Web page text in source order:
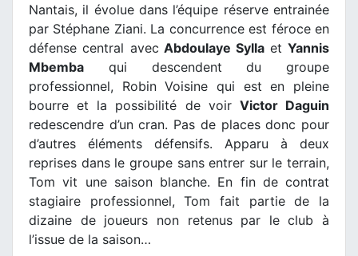
Nantais, il évolue dans l’équipe réserve entrainée
par Stéphane Ziani. La concurrence est féroce en
défense central avec Abdoulaye Sylla etYannis
Mbemba qui descendent du groupe
professionnel, Robin Voisine qui est en pleine
bourre et la possibilité de voir Victor Daguin
redescendre d’un cran. Pas de places donc pour
d’autres éléments défensifs. Apparu à deux
reprises dans le groupe sans entrer sur le terrain,
Tom vit une saison blanche. En fin de contrat
stagiaire professionnel, Tom fait partie de la
dizaine de joueurs non retenus par le club à
l’issue de la saison…